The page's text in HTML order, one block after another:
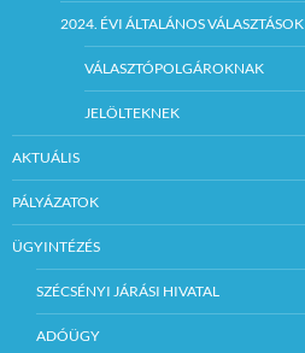
2024. ÉVI ÁLTALÁNOS VÁLASZTÁSOK
VÁLASZTÓPOLGÁROKNAK
JELÖLTEKNEK
AKTUÁLIS
PÁLYÁZATOK
ÜGYINTÉZÉS
SZÉCSÉNYI JÁRÁSI HIVATAL
ADÓÜGY